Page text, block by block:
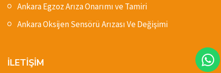
Ankara Egzoz Arıza Onarımı ve Tamiri
Ankara Oksijen Sensörü Arızası Ve Değişimi
İLETİŞİM